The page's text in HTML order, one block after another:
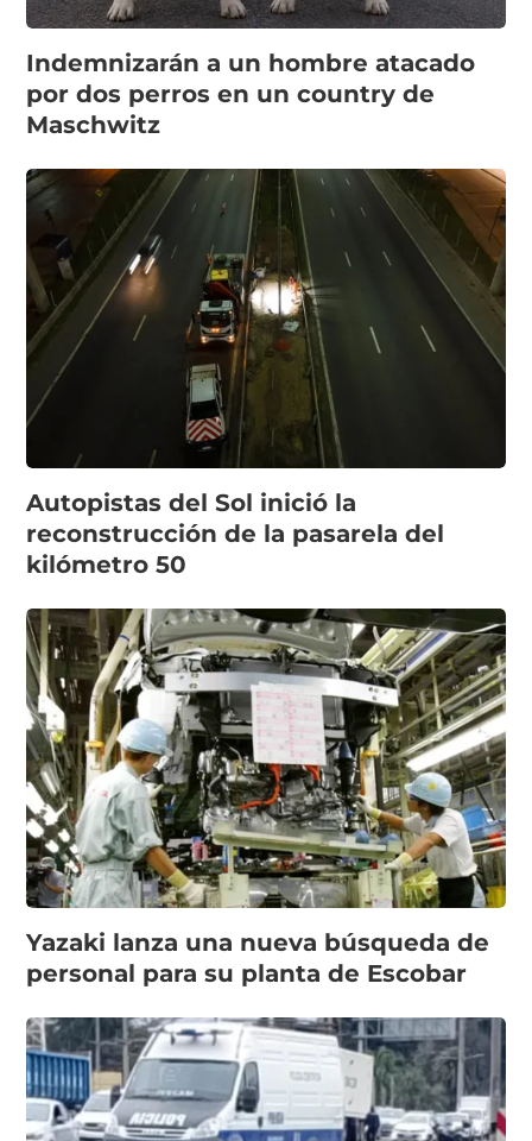
Indemnizarán a un hombre atacado
por dos perros en un country de
Maschwitz
Autopistas del Sol inició la
reconstrucción de la pasarela del
kilómetro 50
Yazaki lanza una nueva búsqueda de
personal para su planta de Escobar